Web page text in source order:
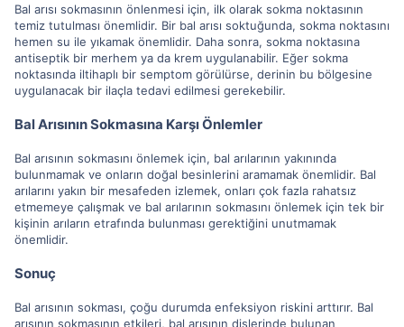
Bal arısı sokmasının önlenmesi için, ilk olarak sokma noktasının
temiz tutulması önemlidir. Bir bal arısı soktuğunda, sokma noktasını
hemen su ile yıkamak önemlidir. Daha sonra, sokma noktasına
antiseptik bir merhem ya da krem uygulanabilir. Eğer sokma
noktasında iltihaplı bir semptom görülürse, derinin bu bölgesine
uygulanacak bir ilaçla tedavi edilmesi gerekebilir.
Bal Arısının Sokmasına Karşı Önlemler
Bal arısının sokmasını önlemek için, bal arılarının yakınında
bulunmamak ve onların doğal besinlerini aramamak önemlidir. Bal
arılarını yakın bir mesafeden izlemek, onları çok fazla rahatsız
etmemeye çalışmak ve bal arılarının sokmasını önlemek için tek bir
kişinin arıların etrafında bulunması gerektiğini unutmamak
önemlidir.
Sonuç
Bal arısının sokması, çoğu durumda enfeksiyon riskini arttırır. Bal
arısının sokmasının etkileri, bal arısının dişlerinde bulunan